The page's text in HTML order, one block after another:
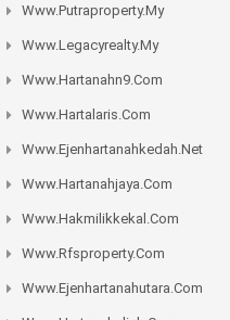
Www.putraproperty.my
Www.legacyrealty.my
Www.hartanahn9.com
Www.hartalaris.com
Www.ejenhartanahkedah.net
Www.hartanahjaya.com
Www.hakmilikkekal.com
Www.rfsproperty.com
Www.ejenhartanahutara.com